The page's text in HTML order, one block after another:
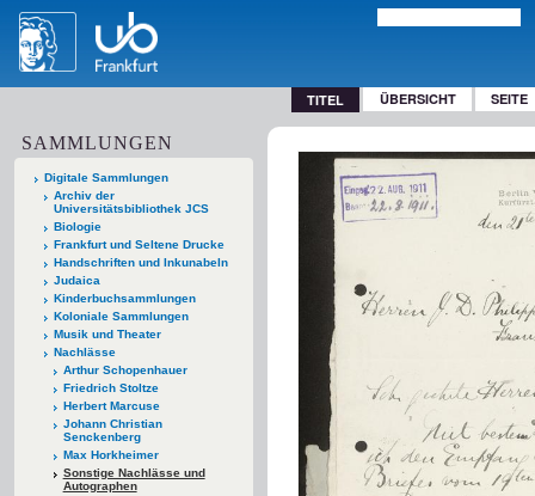
TITEL ÜBERSICHT SEITE
SAMMLUNGEN
Digitale Sammlungen
Archiv der
Universitätsbibliothek JCS
Biologie
Frankfurt und Seltene Drucke
Handschriften und Inkunabeln
Judaica
Kinderbuchsammlungen
Koloniale Sammlungen
Musik und Theater
Nachlässe
Arthur Schopenhauer
Friedrich Stoltze
Herbert Marcuse
Johann Christian
Senckenberg
Max Horkheimer
Sonstige Nachlässe und
Autographen